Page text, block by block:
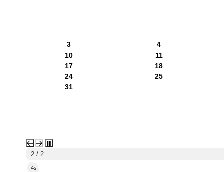
3
4
10
11
17
18
24
25
31
2 / 2
3s